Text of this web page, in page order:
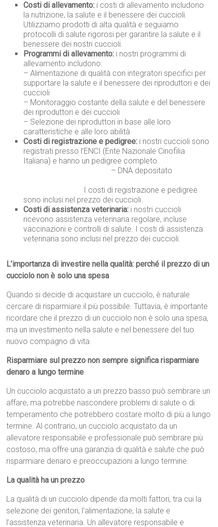
Costi di allevamento: i costi di allevamento includono
la nutrizione, la salute e il benessere dei cuccioli.
Utilizziamo prodotti di alta qualità e seguiamo
protocolli di salute rigorosi per garantire la salute e il
benessere dei nostri cuccioli.
Programmi di allevamento: i nostri programmi di
allevamento includono:
– Alimentazione di qualità con integratori specifici per
supportare la salute e il benessere dei riproduttori e dei
cuccioli
– Monitoraggio costante della salute e del benessere
dei riproduttori e dei cuccioli
– Selezione dei riproduttori in base alle loro
caratteristiche e alle loro abilità
Costi di registrazione e pedigree: i nostri cuccioli sono
registrati presso l’ENCI (Ente Nazionale Cinofilia
Italiana) e hanno un pedigree completo.
– DNA depositato
I costi di registrazione e pedigree
sono inclusi nel prezzo dei cuccioli.
Costi di assistenza veterinaria: i nostri cuccioli
ricevono assistenza veterinaria regolare, incluse
vaccinazioni e controlli di salute. I costi di assistenza
veterinaria sono inclusi nel prezzo dei cuccioli.
L’importanza di investire nella qualità: perché il prezzo di un
cucciolo non è solo una spesa
Quando si decide di acquistare un cucciolo, è naturale
cercare di risparmiare il più possibile. Tuttavia, è importante
ricordare che il prezzo di un cucciolo non è solo una spesa,
ma un investimento nella salute e nel benessere del tuo
nuovo compagno di vita.
Risparmiare sul prezzo non sempre significa risparmiare
denaro a lungo termine
Un cucciolo acquistato a un prezzo basso può sembrare un
affare, ma potrebbe nascondere problemi di salute o di
temperamento che potrebbero costare molto di più a lungo
termine. Al contrario, un cucciolo acquistato da un
allevatore responsabile e professionale può sembrare più
costoso, ma offre una garanzia di qualità e salute che può
risparmiare denaro e preoccupazioni a lungo termine.
La qualità ha un prezzo
La qualità di un cucciolo dipende da molti fattori, tra cui la
selezione dei genitori, l’alimentazione, la salute e
l’assistenza veterinaria. Un allevatore responsabile e